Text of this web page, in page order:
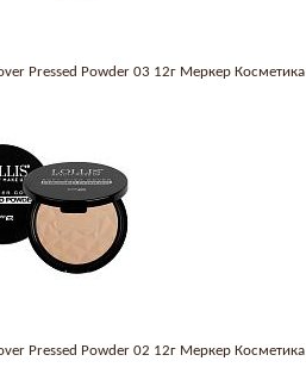
Pressed Powder 03 12г Меркер Косметика
Pressed Powder 02 12г Меркер Косметика